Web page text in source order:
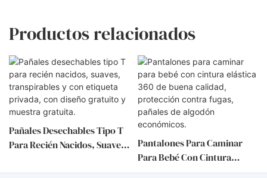
Productos relacionados
Pañales Desechables Tipo T
Para Recién Nacidos, Suaves,
Privada, Con Diseño Gratuito
Pantalones Para Caminar
Para Bebé Con Cintura
Elástica 360 De Buena